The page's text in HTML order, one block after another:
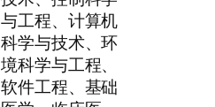
与工程、计算机
科学与技术、环
境科学与工程、
软件工程、基础